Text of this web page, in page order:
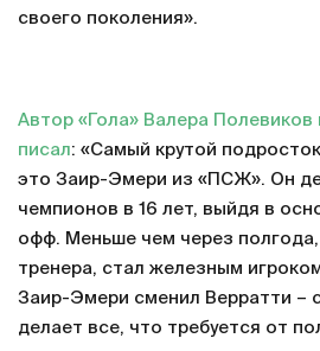
своего поколения».
Автор «Гола» Валера Полевиков
писал: «Самый крутой
это Заир-Эмери из «ПСЖ». Он
чемпионов в 16 лет, выйдя в
офф. Меньше чем через полгода,
тренера, стал железным
Заир-Эмери сменил Верратти –
делает все, что требуется от